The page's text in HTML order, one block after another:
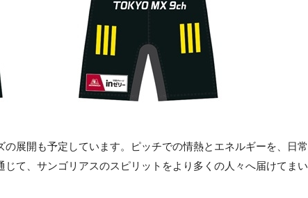
展開も予定しています。ピッチでの情熱とエネルギーを、日常
て、サンゴリアスのスピリットをより多くの人々へ届けてまい